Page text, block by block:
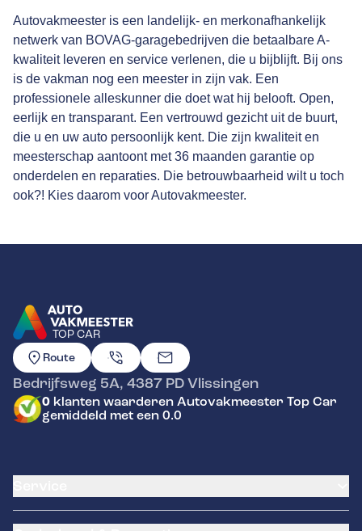
Autovakmeester is een landelijk- en merkonafhankelijk
netwerk van BOVAG-garagebedrijven die betaalbare A-
kwaliteit leveren en service verlenen, die u bijblijft. Bij ons
is de vakman nog een meester in zijn vak. Een
professionele alleskunner die doet wat hij belooft. Open,
eerlijk en transparant. Een vertrouwd gezicht uit de buurt,
die u en uw auto persoonlijk kent. Die zijn kwaliteit en
meesterschap aantoont met36 maanden garantie op
onderdelen en reparaties. Die betrouwbaarheid wilt u toch
ook?! Kies daarom voor Autovakmeester.
TOP CAR
GA NAAR DE HOMEPAGINA
Route
Bedrijfsweg 5A, 4387 PDVlissingen
0 klanten waarderen Autovakmeester Top Car
gemiddeld met een 0.0